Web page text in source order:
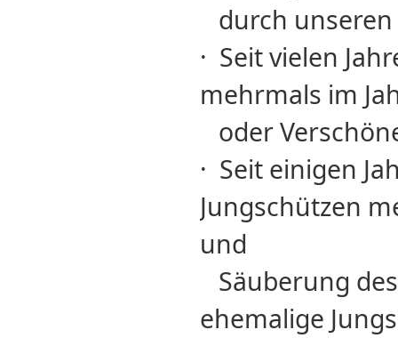
durch
· Seit vielen
mehrmals im
oder
· Seit einigen
Jungschützen
und
Säuberung
ehemalige